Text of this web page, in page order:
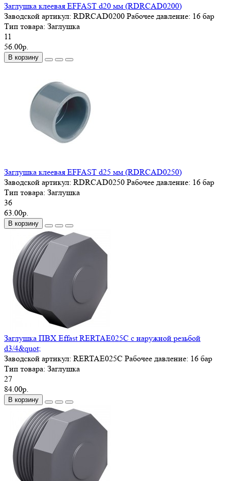
Заглушка клеевая EFFAST d20 мм (RDRСAD0200)
Заводской артикул: RDRСAD0200 Рабочее давление: 16 бар
Тип товара: Заглушка
11
56.00р.
В корзину
Заглушка клеевая EFFAST d25 мм (RDRСAD0250)
Заводской артикул: RDRСAD0250 Рабочее давление: 16 бар
Тип товара: Заглушка
36
63.00р.
В корзину
Заглушка ПВХ Effast RERTAE025C с наружной резьбой
d3/4&quot;
Заводской артикул: RERTAE025C Рабочее давление: 16 бар
Тип товара: Заглушка
27
84.00р.
В корзину